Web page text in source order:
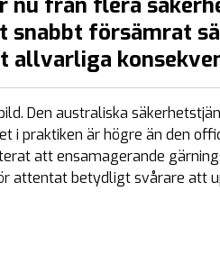
nu från flera
snabbt försämrat
allvarliga
Den australiska
praktiken är högre än den
att ensamagerande
attentat betydligt svårare att